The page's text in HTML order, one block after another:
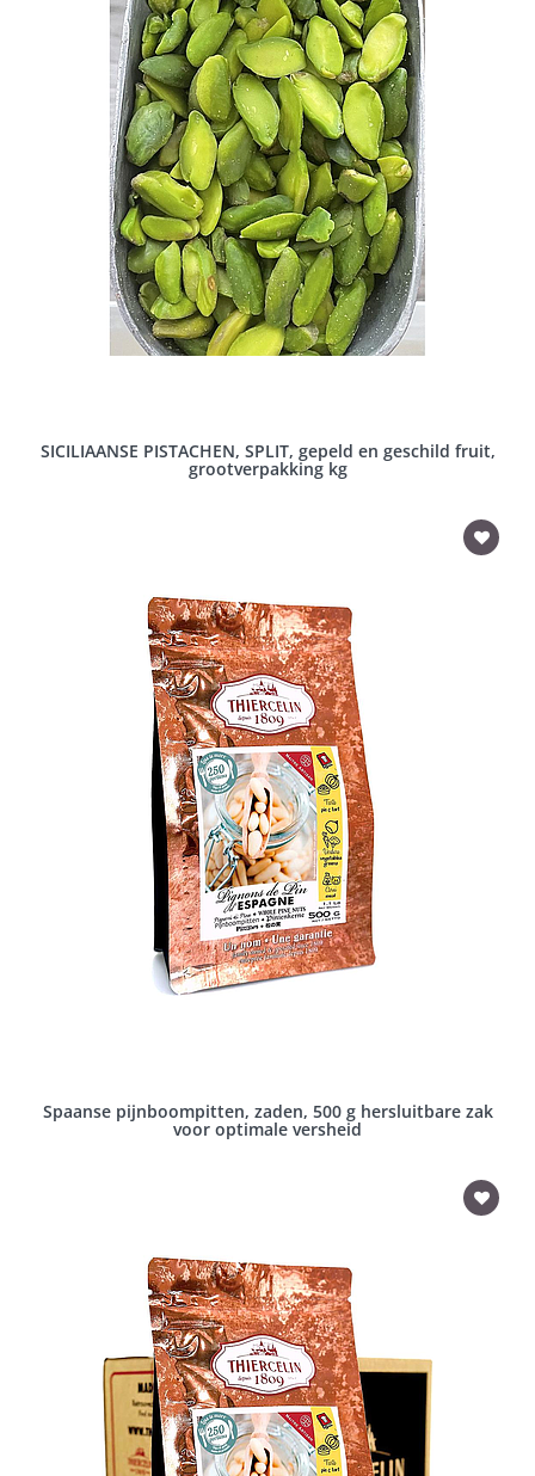
SICILIAANSE PISTACHEN, SPLIT, gepeld en geschild fruit,
grootverpakking kg
Spaanse pijnboompitten, zaden, 500 g hersluitbare zak
voor optimale versheid